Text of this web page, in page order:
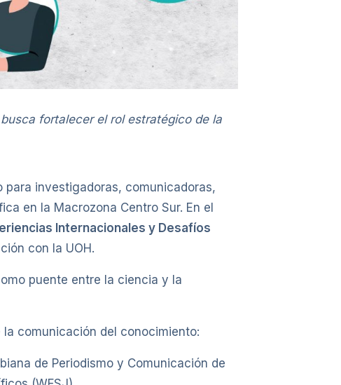
fortalecer el rol estratégico de la
para investigadoras, comunicadoras,
en la Macrozona Centro Sur. En el
Internacionales y Desafíos
con la UOH.
puente entre la ciencia y la
comunicación del conocimiento:
de Periodismo y Comunicación de